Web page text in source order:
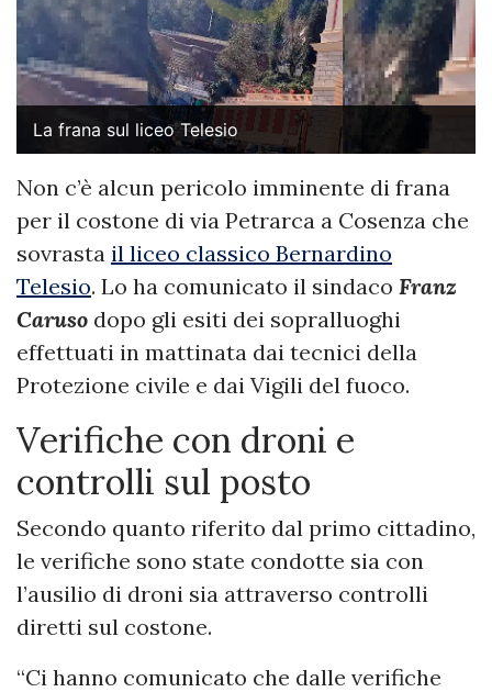
La frana sul liceo Telesio
Non c’è alcun pericolo imminente di frana
per il costone di via Petrarca a Cosenza che
sovrasta il liceo classico Bernardino
Telesio. Lo ha comunicato il sindaco Franz
Caruso dopo gli esiti dei sopralluoghi
effettuati in mattinata dai tecnici della
Protezione civile e dai Vigili del fuoco.
Verifiche con droni e
controlli sul posto
Secondo quanto riferito dal primo cittadino,
le verifiche sono state condotte sia con
l’ausilio di droni sia attraverso controlli
diretti sul costone.
“Ci hanno comunicato che dalle verifiche